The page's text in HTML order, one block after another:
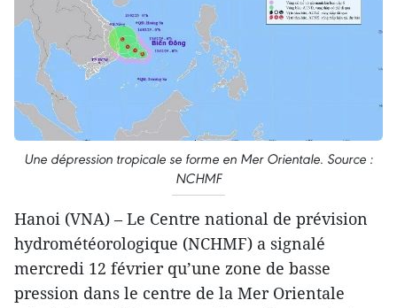
Une dépression tropicale se forme en Mer Orientale. Source :
NCHMF
Hanoi (VNA) – Le Centre national de prévision
hydrométéorologique (NCHMF) a signalé
mercredi 12 février qu’une zone de basse
pression dans le centre de la Mer Orientale